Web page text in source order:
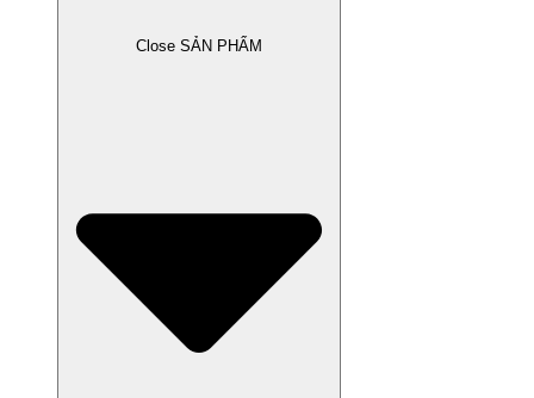
Close SẢN PHẨM